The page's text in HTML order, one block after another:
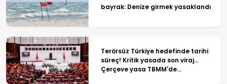
bayrak: Denize girmek yasaklandı
Terörsüz Türkiye hedefinde tarihi
süreç! Kritik yasada son viraj...
Çerçeve yasa TBMM'de